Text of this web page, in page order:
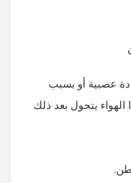
عصبية أو بسبب
الهواء يتحول بعد ذلك